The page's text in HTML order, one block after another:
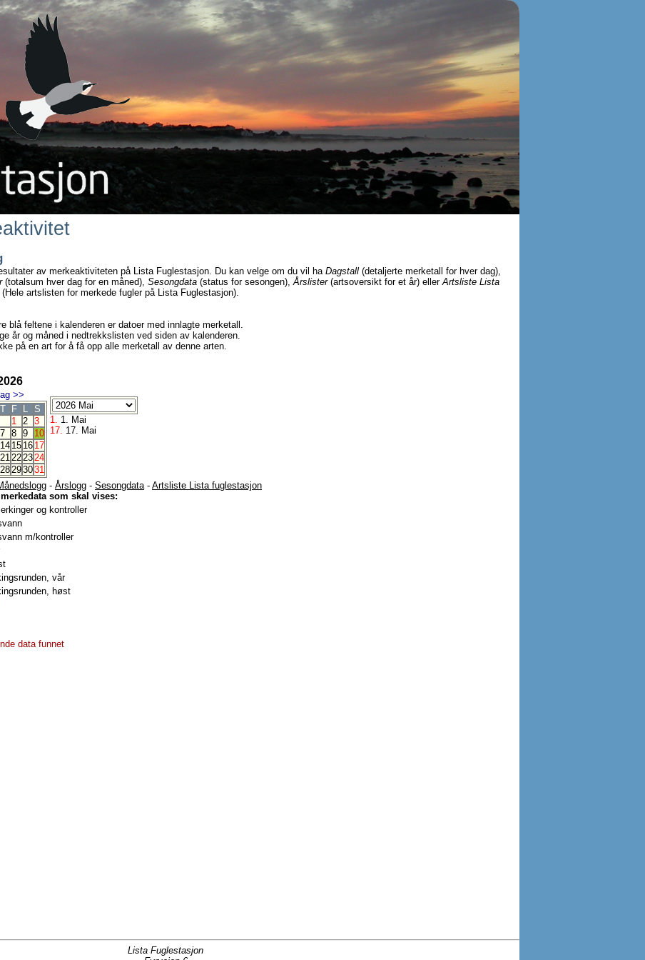
av merkeaktiviteten på Lista Fuglestasjon. Du kan velge om du vil ha Dagstall (detaljerte merketall for hver dag),
(totalsum hver dag for en måned), Sesongdata (status for sesongen),Årslister(artsoversikt for et år) ellerArtsliste Lista
(Hele artslisten for merkede fugler på Lista Fuglestasjon).
blå feltene i kalenderen er datoer med innlagte merketall.
år og måned i nedtrekkslisten ved siden av kalenderen.
på en art for å få opp alle merketall av denne arten.
>>
T F L
S
1 2 3
7 8 9
10
14 15 16 17
21222324
28293031
1. 1. Mai
17. 17. Mai
- Årslogg - Sesongdata- Artsliste Lista fuglestasjon
som skal vises:
og kontroller
m/kontroller
vår
høst
data funnet
Lista Fuglestasjon